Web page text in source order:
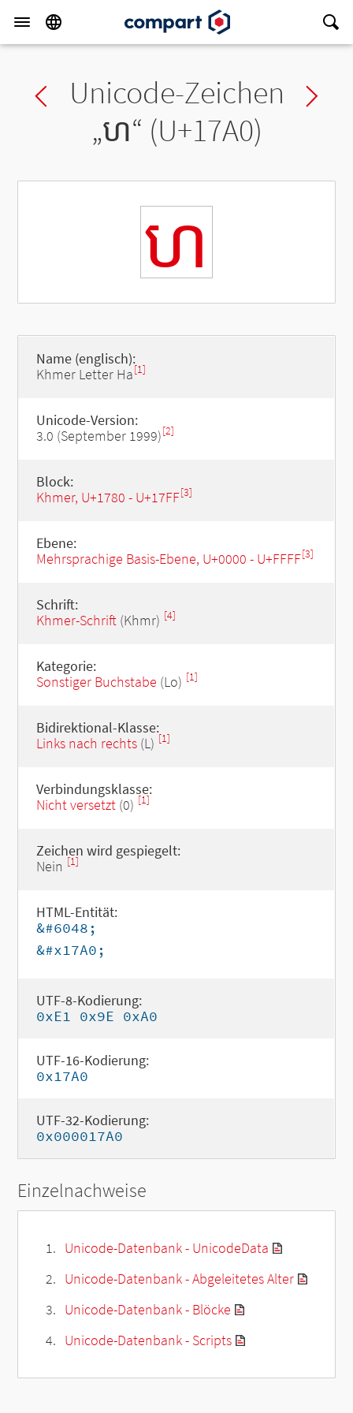
Previous char
Unicode-Zeichen
„ហ“ (U+17A0)
ហ
Name (englisch):
Khmer Letter Ha[1]
Unicode-Version:
3.0 (September 1999)[2]
Block:
Khmer, U+1780 - U+17FF[3]
Ebene:
Mehrsprachige Basis-Ebene, U+0000 - U+FFFF[3]
Schrift:
Khmer-Schrift(Khmr) [4]
Kategorie:
Sonstiger Buchstabe (Lo) [1]
Bidirektional-Klasse:
Links nach rechts(L) [1]
Verbindungsklasse:
Nicht versetzt(0) [1]
Zeichen wird gespiegelt:
Nein [1]
HTML-Entität:
&#6048;
&#x17A0;
UTF-8-Kodierung:
0xE1 0x9E 0xA0
UTF-16-Kodierung:
0x17A0
UTF-32-Kodierung:
0x000017A0
Einzelnachweise
Unicode-Datenbank - UnicodeData
Unicode-Datenbank - Abgeleitetes Alter
Unicode-Datenbank - Blöcke
Unicode-Datenbank - Scripts